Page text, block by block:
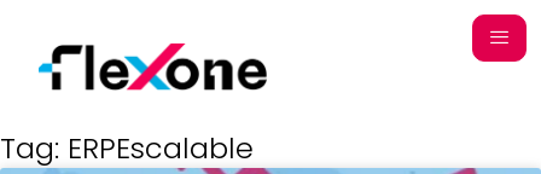
Tag: ERPEscalable